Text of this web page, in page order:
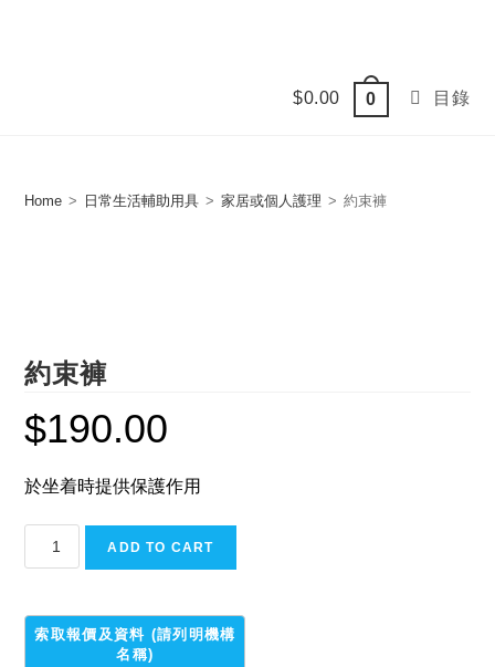
$0.00 0 目錄
Home > 日常生活輔助用具 > 家居或個人護理 > 約束褲
約束褲
$190.00
於坐着時提供保護作用
束
quantity
ADD TO CART